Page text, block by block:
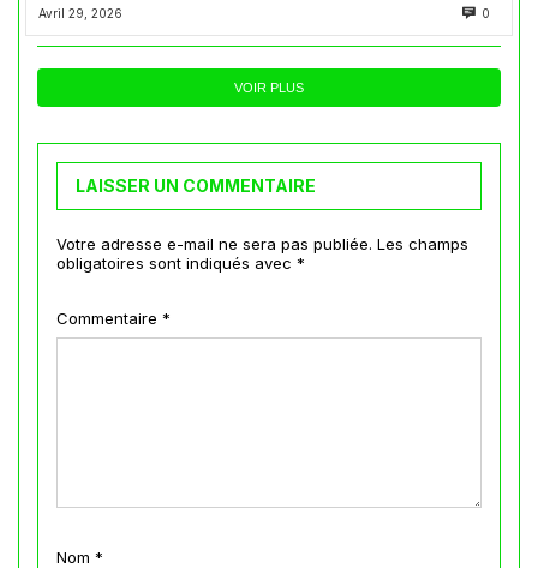
Avril 29, 2026 0
VOIR PLUS
LAISSER UN COMMENTAIRE
Votre adresse e-mail ne sera pas publiée. Les champs
obligatoires sont indiqués avec *
Commentaire *
Nom *